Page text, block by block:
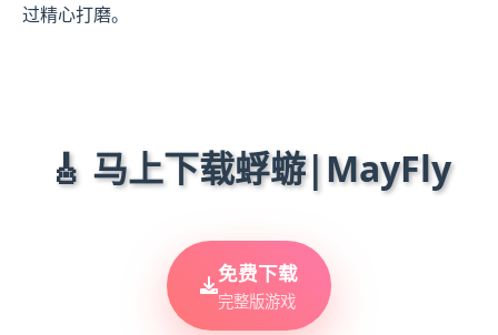
过精心打磨。
🎸 马上下载蜉蝣|MayFly
免费下载
完整版游戏